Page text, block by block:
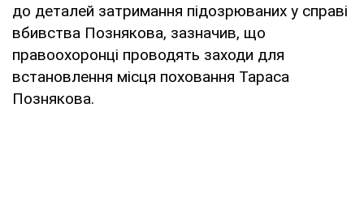
до деталей затримання підозрюваних у справі
вбивства Познякова, зазначив, що
правоохоронці проводять заходи для
встановлення місця поховання Тараса
Познякова.